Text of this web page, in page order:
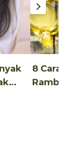
8 Cara
Rambut